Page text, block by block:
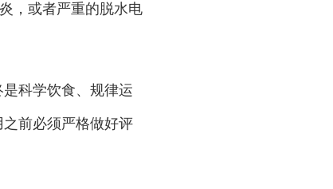
，或者严重的脱水电
科学饮食、规律运
前必须严格做好评